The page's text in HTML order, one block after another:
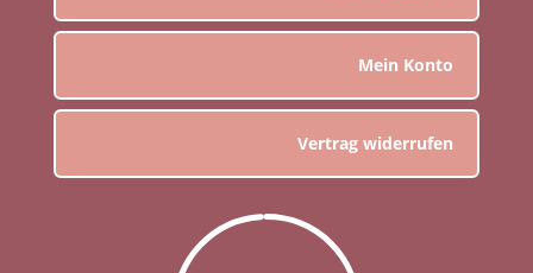
Mein Konto
Vertrag widerrufen